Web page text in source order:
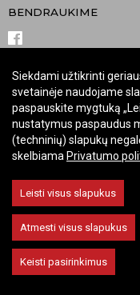
BENDRAUKIME
© 2026 Valstybinė kultūros
Keisti slapukų nustatymus
Siekdami užtikrinti
svetainėje naudojame
paspauskite mygtuką
nustatymus paspaudus
(techninių) slapukų
skelbiama Privatumo
Leisti visus slapukus
Atmesti visus slapukus
Keisti pasirinkimus